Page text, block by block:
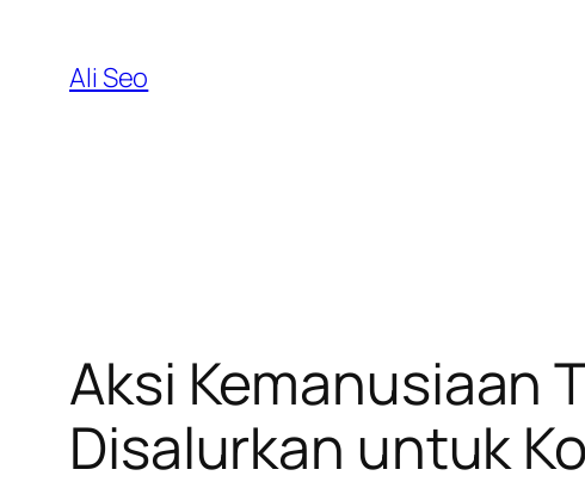
content
Ali Seo
Aksi Kemanusiaan
Disalurkan untuk